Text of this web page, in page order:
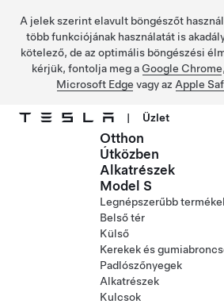
A jelek szerint elavult böngészőt
több funkciójának használatát is
kötelező, de az optimális böngészési
kérjük, fontolja meg a Google Chrome
Microsoft Edge vagy az Apple
| Üzlet
Otthon
Útközben
Alkatrészek
Model S
Legnépszerűbb
Belső tér
Külső
Kerekek és
Padlószőnyegek
Alkatrészek
Kulcsok